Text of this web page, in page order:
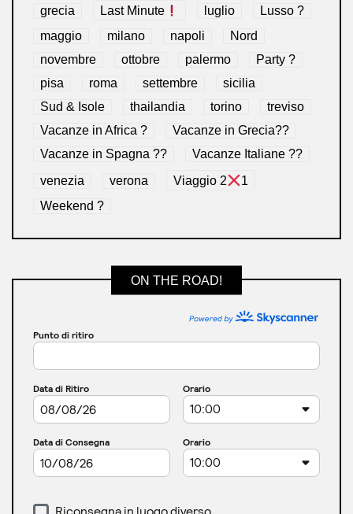
grecia Last Minute luglio
Lusso ?
maggio
milano napoli
Nord
novembre
ottobre palermo
Party ?
pisa
roma settembre
sicilia
Sud & Isole
thailandia torino
treviso
Vacanze in Africa ?
Vacanze in Grecia??
Vacanze in Spagna ??
Vacanze Italiane ??
venezia verona Viaggio 2
1
Weekend ?
ON THE ROAD!